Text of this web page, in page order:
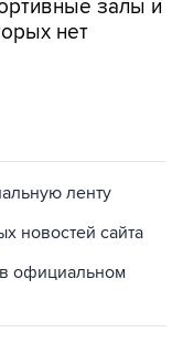
новостей сайта
официальном